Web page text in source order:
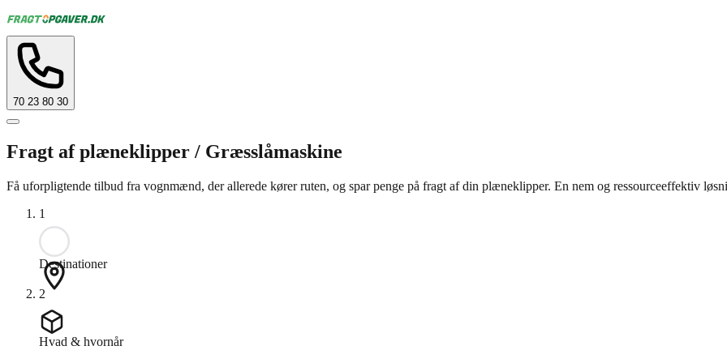
70 23 80 30
Fragt af plæneklipper / Græsslåmaskine
Få uforpligtende tilbud fra vognmænd, der allerede kører ruten, og spar penge på fragt af din plæneklipper. En nem og ressourceeffektiv
1
Destinationer
2
Hvad & hvornår